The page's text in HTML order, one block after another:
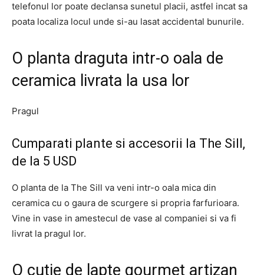
telefonul lor poate declansa sunetul placii, astfel incat sa
poata localiza locul unde si-au lasat accidental bunurile.
O planta draguta intr-o oala de
ceramica livrata la usa lor
Pragul
Cumparati plante si accesorii la The Sill,
de la 5 USD
O planta de la The Sill va veni intr-o oala mica din
ceramica cu o gaura de scurgere si propria farfurioara.
Vine in vase in amestecul de vase al companiei si va fi
livrat la pragul lor.
O cutie de lapte gourmet artizan